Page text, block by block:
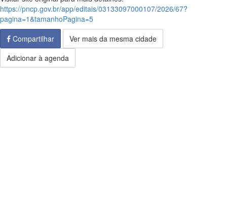
https://pncp.gov.br/app/editais/03133097000107/2026/67?
pagina=1&tamanhoPagina=5
Compartilhar
Ver mais da mesma cidade
Adicionar à agenda